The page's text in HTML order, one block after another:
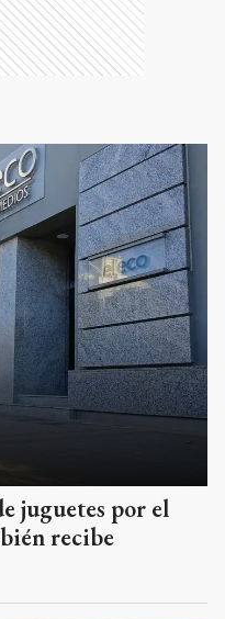
juguetes por el
recibe